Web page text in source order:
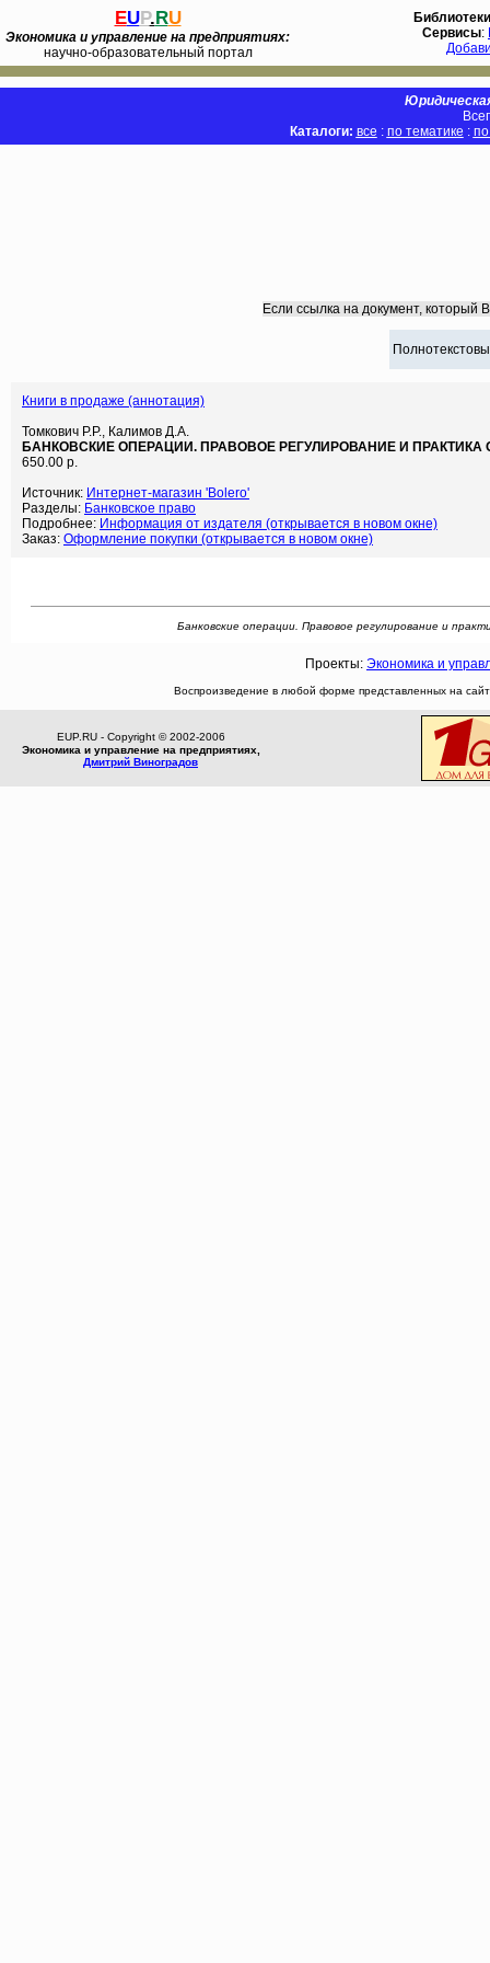
EUP.RU
Экономика и управление на предприятиях:
научно-образовательный портал
Библиотеки
Сервисы:
Каталоги: все : по тематике :
Если ссылка на документ, который
Книги в продаже (аннотация)
Томкович Р.Р., Калимов Д.А.
БАНКОВСКИЕ ОПЕРАЦИИ. ПРАВОВОЕ РЕГУЛИРОВАНИЕ И
650.00 р.
Источник: Интернет-магазин 'Bolero'
Разделы: Банковское право
Подробнее: Информация от издателя (открывается в новом окне)
Заказ: Оформление покупки (открывается в новом окне)
Банковские операции. Правовое регулирование и
Проекты: Экономика и
Воспроизведение в любой форме представленных на
EUP.RU - Copyright © 2002-2006
Экономика и управление на предприятиях,
Дмитрий Виноградов